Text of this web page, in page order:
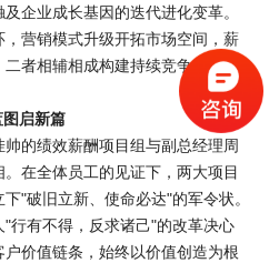
企业成长基因的迭代进化变革。
营销模式升级开拓市场空间，薪
者相辅相成构建持续竞争力和企
启新篇
的绩效薪酬项目组与副总经理周
在全体员工的见证下，两大项目
"破旧立新、使命必达"的军令状。
行有不得，反求诸己"的改革决心
价值链条，始终以价值创造为根